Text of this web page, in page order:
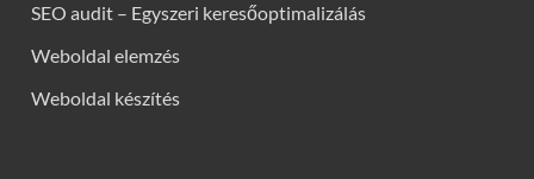
SEO audit – Egyszeri keresőoptimalizálás
Weboldal elemzés
Weboldal készítés